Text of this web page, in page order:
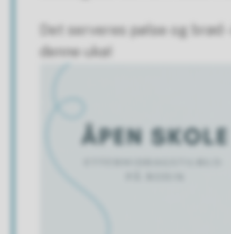
Det serveres pølse og brød
denne uka!